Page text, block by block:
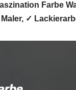
Farbe
✓